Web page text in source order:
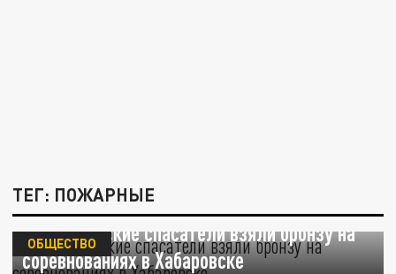
ТЕГ: ПОЖАРНЫЕ
Забайкальские спасатели взяли бронзу на
соревнованиях в Хабаровске
ОБЩЕСТВО